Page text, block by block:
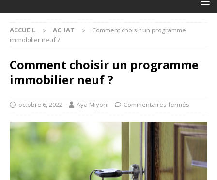
ACCUEIL ACHAT
Comment choisir un programme
immobilier neuf ?
Comment choisir un programme
immobilier neuf ?
octobre 6, 2022 Aya Miyoni Commentaires fermés